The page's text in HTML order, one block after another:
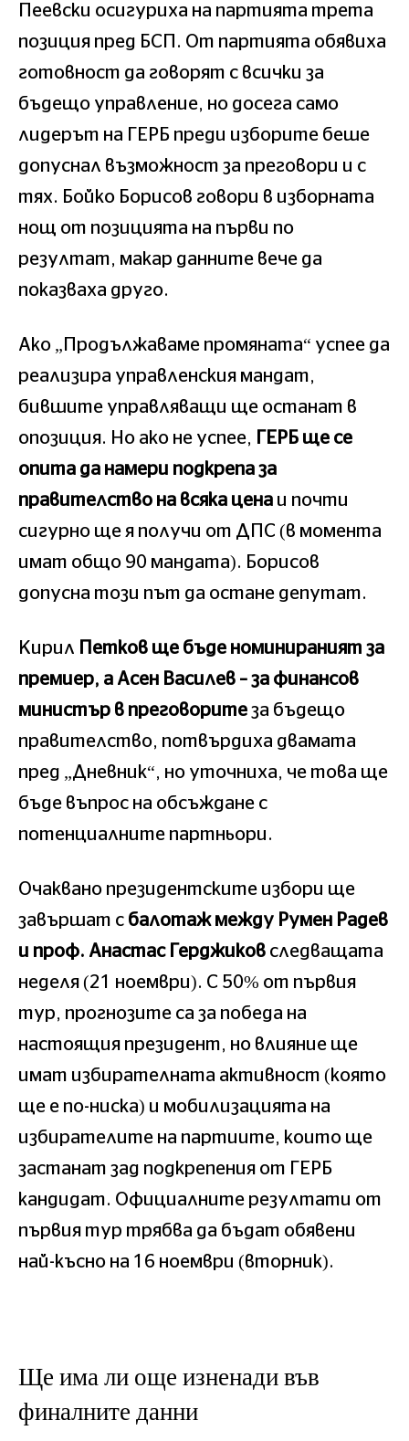
Пеевски осигуриха на партията трета
позиция пред БСП. От партията обявиха
готовност да говорят с всички за
бъдещо управление, но досега само
лидерът на ГЕРБ преди изборите беше
допуснал възможност за преговори и с
тях. Бойко Борисов говори в изборната
нощ от позицията на първи по
резултат, макар данните вече да
показваха друго.
Ако „Продължаваме промяната“ успее да
реализира управленския мандат,
бившите управляващи ще останат в
опозиция. Но ако не успее, ГЕРБ ще се
опита да намери подкрепа за
правителство на всяка цена и почти
сигурно ще я получи от ДПС (в момента
имат общо 90 мандата). Борисов
допусна този път да остане депутат.
Кирил Петков ще бъде номинираният за
премиер, а Асен Василев – за финансов
министър в преговорите за бъдещо
правителство, потвърдиха двамата
пред „Дневник“, но уточниха, че това ще
бъде въпрос на обсъждане с
потенциалните партньори.
Очаквано президентските избори ще
завършат с балотаж между Румен Радев
и проф. Анастас Герджиков следващата
неделя (21 ноември). С 50% от първия
тур, прогнозите са за победа на
настоящия президент, но влияние ще
имат избирателната активност (която
ще е по-ниска) и мобилизацията на
избирателите на партиите, които ще
застанат зад подкрепения от ГЕРБ
кандидат. Официалните резултати от
първия тур трябва да бъдат обявени
най-късно на 16 ноември (вторник).
Ще има ли още изненади във
финалните данни